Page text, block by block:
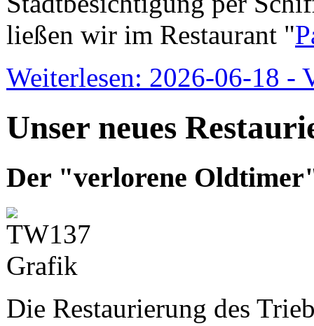
ließen wir im Restaurant "
Weiterlesen: 2026-06-18 -
Unser neues
Der "verlorene
Die Restaurierung des